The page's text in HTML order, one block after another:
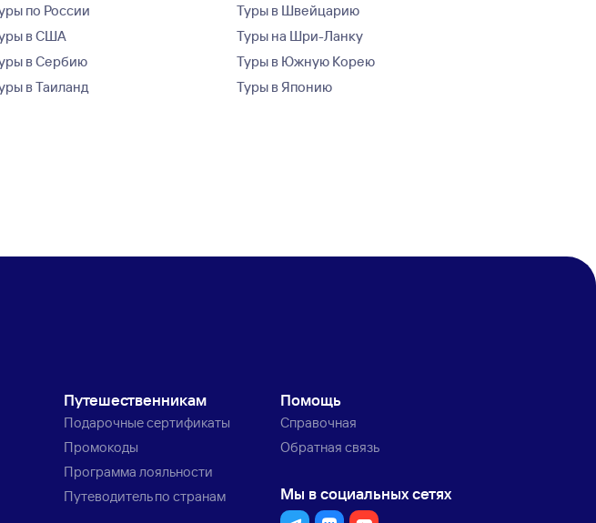
по России
в США
в Сербию
в Таиланд
Туры в Швейцарию
Туры на Шри-Ланку
Туры в Южную Корею
Туры в Японию
Путешественникам
Подарочные сертификаты
Промокоды
Программа лояльности
Путеводитель по странам
Помощь
Справочная
Обратная связь
Мы в социальных сетях